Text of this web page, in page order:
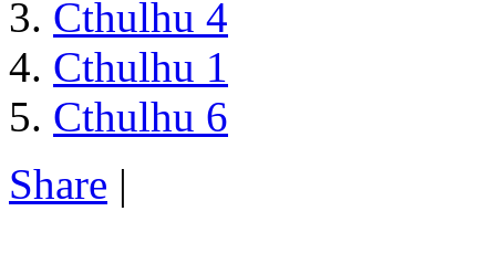
Cthulhu 4
Cthulhu 1
Cthulhu 6
Share |